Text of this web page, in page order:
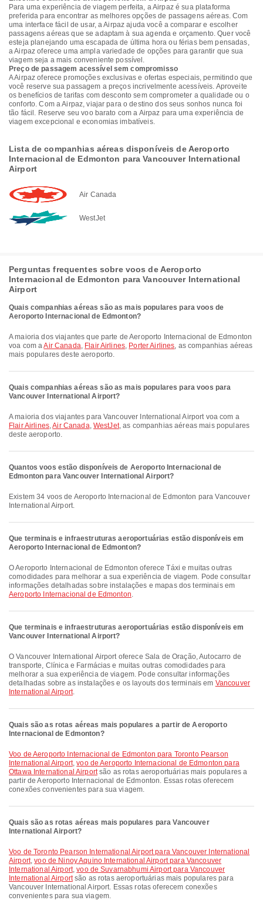
Para uma experiência de viagem perfeita, a Airpaz é sua plataforma
preferida para encontrar as melhores opções de passagens aéreas. Com
uma interface fácil de usar, a Airpaz ajuda você a comparar e escolher
passagens aéreas que se adaptam à sua agenda e orçamento. Quer você
esteja planejando uma escapada de última hora ou férias bem pensadas,
a Airpaz oferece uma ampla variedade de opções para garantir que sua
viagem seja a mais conveniente possível.
Preço de passagem acessível sem compromisso
A Airpaz oferece promoções exclusivas e ofertas especiais, permitindo que
você reserve sua passagem a preços incrivelmente acessíveis. Aproveite
os benefícios de tarifas com desconto sem comprometer a qualidade ou o
conforto. Com a Airpaz, viajar para o destino dos seus sonhos nunca foi
tão fácil. Reserve seu voo barato com a Airpaz para uma experiência de
viagem excepcional e economias imbatíveis.
Lista de companhias aéreas disponíveis de Aeroporto
Internacional de Edmonton para Vancouver International
Airport
Air Canada
WestJet
Perguntas frequentes sobre voos de Aeroporto
Internacional de Edmonton para Vancouver International
Airport
Quais companhias aéreas são as mais populares para voos de
Aeroporto Internacional de Edmonton?
A maioria dos viajantes que parte de Aeroporto Internacional de Edmonton
voa com aAir Canada, Flair Airlines, Porter Airlines, as companhias aéreas
mais populares deste aeroporto.
Quais companhias aéreas são as mais populares para voos para
Vancouver International Airport?
A maioria dos viajantes para Vancouver International Airport voa com a
Flair Airlines,Air Canada, WestJet, as companhias aéreas mais populares
deste aeroporto.
Quantos voos estão disponíveis de Aeroporto Internacional de
Edmonton para Vancouver International Airport?
Existem 34 voos de Aeroporto Internacional de Edmonton para Vancouver
International Airport.
Que terminais e infraestruturas aeroportuárias estão disponíveis em
Aeroporto Internacional de Edmonton?
O Aeroporto Internacional de Edmonton oferece Táxi e muitas outras
comodidades para melhorar a sua experiência de viagem. Pode consultar
informações detalhadas sobre instalações e mapas dos terminais em
Aeroporto Internacional de Edmonton.
Que terminais e infraestruturas aeroportuárias estão disponíveis em
Vancouver International Airport?
O Vancouver International Airport oferece Sala de Oração, Autocarro de
transporte, Clínica e Farmácias e muitas outras comodidades para
melhorar a sua experiência de viagem. Pode consultar informações
detalhadas sobre as instalações e os layouts dos terminais em Vancouver
International Airport.
Quais são as rotas aéreas mais populares a partir de Aeroporto
Internacional de Edmonton?
voo de Aeroporto Internacional de Edmonton para Toronto Pearson
International Airport,voo de Aeroporto Internacional de Edmonton para
Ottawa International Airportsão as rotas aeroportuárias mais populares a
partir de Aeroporto Internacional de Edmonton. Essas rotas oferecem
conexões convenientes para sua viagem.
Quais são as rotas aéreas mais populares para Vancouver
International Airport?
voo de Toronto Pearson International Airport para Vancouver International
Airport,voo de Ninoy Aquino International Airport para Vancouver
International Airport,voo de Suvarnabhumi Airport para Vancouver
International Airportsão as rotas aeroportuárias mais populares para
Vancouver International Airport. Essas rotas oferecem conexões
convenientes para sua viagem.